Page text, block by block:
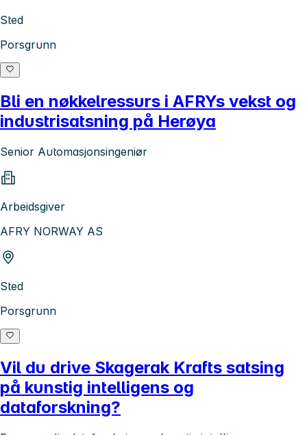
Sted
Porsgrunn
Bli en nøkkelressurs i AFRYs vekst og
industrisatsning på Herøya
Senior Automasjonsingeniør
Arbeidsgiver
AFRY NORWAY AS
Sted
Porsgrunn
Vil du drive Skagerak Krafts satsing
på kunstig intelligens og
dataforskning?